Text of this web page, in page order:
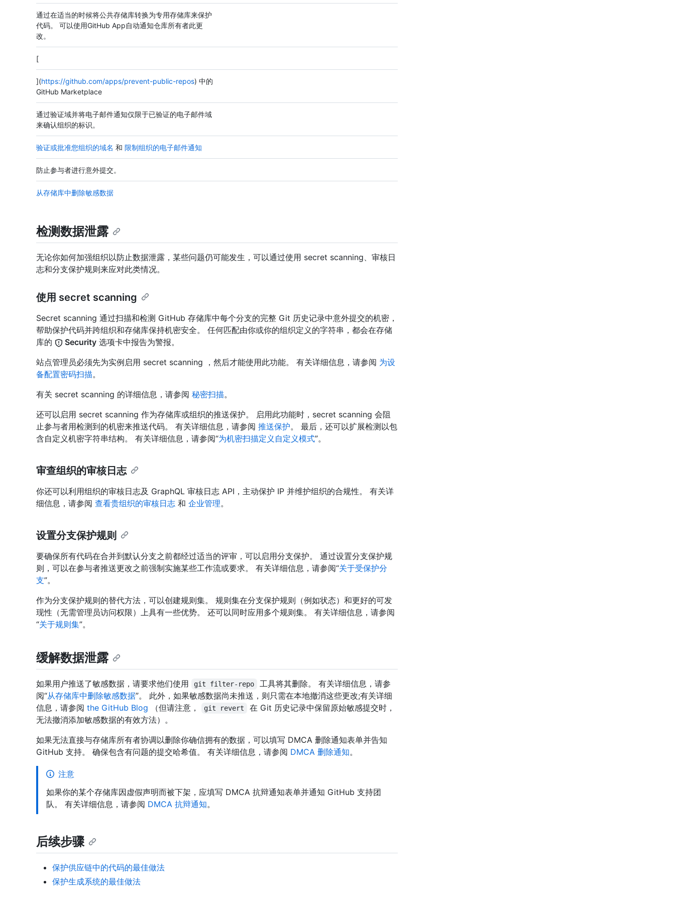
通过在适当的时候将公共存储库转换为专用存储库来保护
代码。 可以使用GitHub App自动通知仓库所有者此更
改。
[
](https://github.com/apps/prevent-public-repos) 中的
GitHub Marketplace
通过验证域并将电子邮件通知仅限于已验证的电子邮件域
来确认组织的标识。
验证或批准您组织的域名 和 限制组织的电子邮件通知
防止参与者进行意外提交。
从存储库中删除敏感数据
检测数据泄露
无论你如何加强组织以防止数据泄露，某些问题仍可能发生，可以通过使用 secret scanning、审核日
志和分支保护规则来应对此类情况。
使用 secret scanning
Secret scanning 通过扫描和检测 GitHub 存储库中每个分支的完整 Git 历史记录中意外提交的机密，
帮助保护代码并跨组织和存储库保持机密安全。 任何匹配由你或你的组织定义的字符串，都会在存储
库的
Security 选项卡中报告为警报。
站点管理员必须先为实例启用 secret scanning ，然后才能使用此功能。 有关详细信息，请参阅 为设
备配置密码扫描。
有关 secret scanning 的详细信息，请参阅 秘密扫描。
还可以启用 secret scanning 作为存储库或组织的推送保护。 启用此功能时，secret scanning 会阻
止参与者用检测到的机密来推送代码。 有关详细信息，请参阅 推送保护。 最后，还可以扩展检测以包
含自定义机密字符串结构。 有关详细信息，请参阅“为机密扫描定义自定义模式”。
审查组织的审核日志
你还可以利用组织的审核日志及 GraphQL 审核日志 API，主动保护 IP 并维护组织的合规性。 有关详
细信息，请参阅 查看贵组织的审核日志 和 企业管理。
设置分支保护规则
要确保所有代码在合并到默认分支之前都经过适当的评审，可以启用分支保护。 通过设置分支保护规
则，可以在参与者推送更改之前强制实施某些工作流或要求。 有关详细信息，请参阅“关于受保护分
支”。
作为分支保护规则的替代方法，可以创建规则集。 规则集在分支保护规则（例如状态）和更好的可发
现性（无需管理员访问权限）上具有一些优势。 还可以同时应用多个规则集。 有关详细信息，请参阅
“关于规则集”。
缓解数据泄露
如果用户推送了敏感数据，请要求他们使用 git filter-repo
工具将其删除。 有关详细信息，请参
阅“从存储库中删除敏感数据”。 此外，如果敏感数据尚未推送，则只需在本地撤消这些更改;有关详细
信息，请参阅 the GitHub Blog （但请注意， git revert
在 Git 历史记录中保留原始敏感提交时，
无法撤消添加敏感数据的有效方法）。
如果无法直接与存储库所有者协调以删除你确信拥有的数据，可以填写 DMCA 删除通知表单并告知
GitHub 支持。 确保包含有问题的提交哈希值。 有关详细信息，请参阅 DMCA 删除通知。
注意
如果你的某个存储库因虚假声明而被下架，应填写 DMCA 抗辩通知表单并通知 GitHub 支持团
队。 有关详细信息，请参阅 DMCA 抗辩通知。
后续步骤
保护供应链中的代码的最佳做法
保护生成系统的最佳做法